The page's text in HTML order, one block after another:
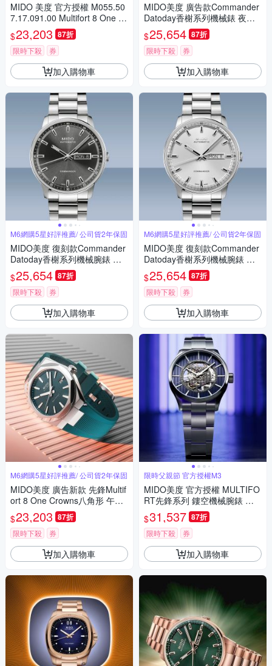
MIDO 美度 官方授權 M055.50
7.17.091.00 Multifort 8 One Cr
own 先鋒系列 幾何八角機械錶
寵爸時刻 送禮推薦-午夜綠 M0
555071709100
$23,203 87折
限時下殺 券
加入購物車
M6網購5星好評推薦/ 公司貨2年保固
MIDO美度 復刻款Commander
Datoday香榭系列機械腕錶 精
鋼灰面40㎜ M6(M0214301106
100)
$25,654 87折
限時下殺 券
加入購物車
M6網購5星好評推薦/ 公司貨2年保固
MIDO美度 廣告新款 先鋒Multif
ort 8 One Crowns八角形 午夜
綠膠錶帶40㎜ M6(M05550717
09100)
$23,203 87折
限時下殺 券
加入購物車
MIDO美度 廣告款Commander
Datoday香榭系列機械錶 夜空
藍40㎜ M6(M0214301104100)
$25,654 87折
限時下殺 券
加入購物車
M6網購5星好評推薦/ 公司貨2年保固
MIDO美度 復刻款Commander
Datoday香榭系列機械腕錶 精
鋼銀面40㎜ M6(M0214301103
100)
$25,654 87折
限時下殺 券
加入購物車
限時父親節 官方授權M3
MIDO美度 官方授權 MULTIFO
RT先鋒系列 鏤空機械腕錶 父
親節 禮物 推薦 42mm / M0384
361104100
$31,537 87折
限時下殺 券
加入購物車